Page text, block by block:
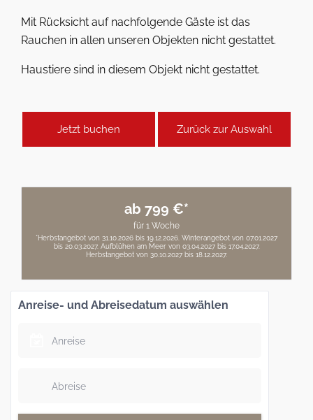
Mit Rücksicht auf nachfolgende Gäste ist das
Rauchen in allen unseren Objekten nicht gestattet.
Haustiere sind in diesem Objekt nicht gestattet.
Jetzt buchen Zurück zur Auswahl
ab 799 €*
für 1 Woche
*Herbstangebot von 31.10.2026 bis 19.12.2026. Winterangebot von 07.01.2027
bis 20.03.2027. Aufblühen am Meer von 03.04.2027 bis 17.04.2027.
Herbstangebot von 30.10.2027 bis 18.12.2027.
Anreise- und Abreisedatum auswählen